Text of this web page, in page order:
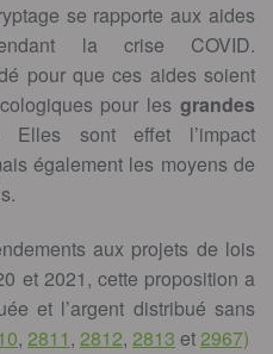
se rapporte aux aides
la crise COVID.
pour que ces aides soient
pour les grandes
Elles sont effet l’impact
également les moyens de
aux projets de lois
et 2021, cette proposition a
et l’argent distribué sans
, 2811, 2812, 2813 et2967)